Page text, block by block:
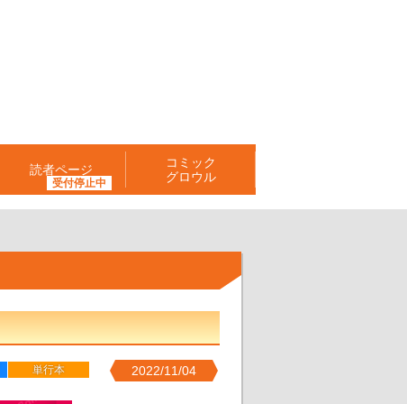
読者ページ
コミック
グロウル
2022/11/04
単行本